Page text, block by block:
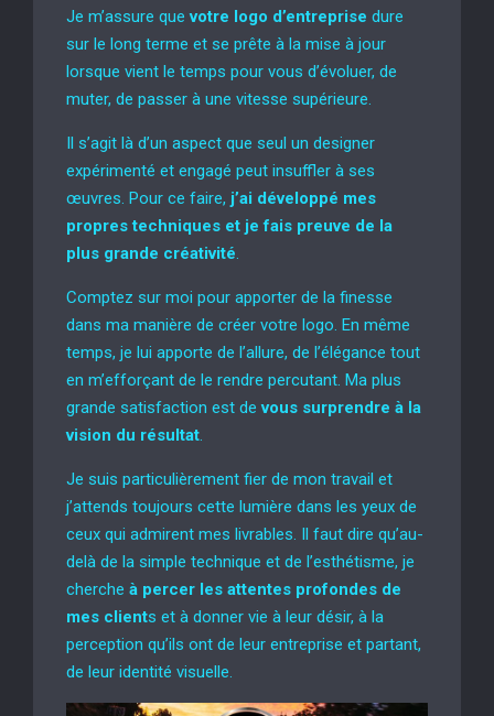
Je m’assure quevotre logo d’entreprise dure
sur le long terme et se prête à la mise à jour
lorsque vient le temps pour vous d’évoluer, de
muter, de passer à une vitesse supérieure.
Il s’agit là d’un aspect que seul un designer
expérimenté et engagé peut insuffler à ses
œuvres. Pour ce faire, j’ai développé mes
propres techniques et je fais preuve de la
plus grande créativité.
Comptez sur moi pour apporter de la finesse
dans ma manière de créer votre logo. En même
temps, je lui apporte de l’allure, de l’élégance tout
en m’efforçant de le rendre percutant. Ma plus
grande satisfaction est devous surprendre à la
vision du résultat.
Je suis particulièrement fier de mon travail et
j’attends toujours cette lumière dans les yeux de
ceux qui admirent mes livrables. Il faut dire qu’au-
delà de la simple technique et de l’esthétisme, je
cherche à percer les attentes profondes de
mes clients et à donner vie à leur désir, à la
perception qu’ils ont de leur entreprise et partant,
de leur identité visuelle.